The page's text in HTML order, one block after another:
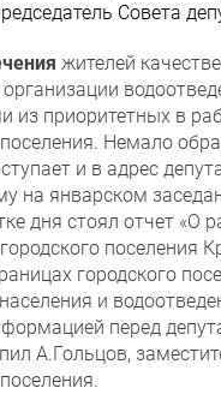
Совета
жителей
из приоритетных в
Немало
и в адрес
на январском
дня стоял отчет «О
поселения
городского
и
перед
А.Гольцов,